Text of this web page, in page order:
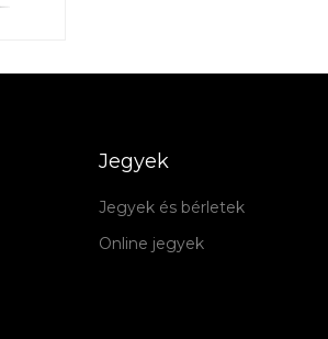
Jegyek
Jegyek és bérletek
Online jegyek